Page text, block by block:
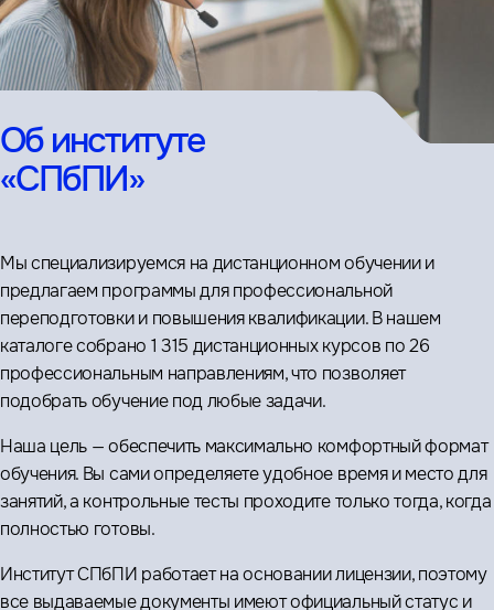
Об институте
«СПбПИ»
Мы специализируемся на дистанционном обучении и
предлагаем программы для профессиональной
переподготовки и повышения квалификации. В нашем
каталоге собрано 1 315 дистанционных курсов по 26
профессиональным направлениям, что позволяет
подобрать обучение под любые задачи.
Наша цель — обеспечить максимально комфортный формат
обучения. Вы сами определяете удобное время и место для
занятий, а контрольные тесты проходите только тогда, когда
полностью готовы.
Институт СПбПИ работает на основании лицензии, поэтому
все выдаваемые документы имеют официальный статус и